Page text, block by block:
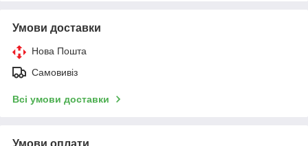
Умови доставки
Нова Пошта
Самовивіз
Всі умови доставки
Умови оплати